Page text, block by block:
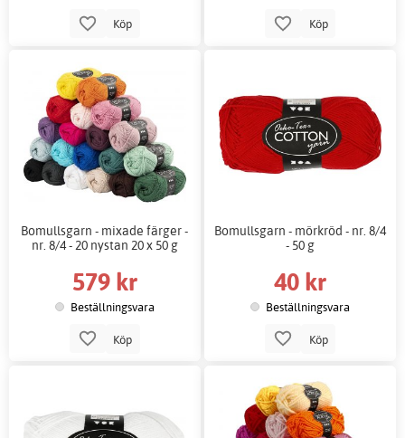
Köp Köp
Bomullsgarn - mixade färger -
nr. 8/4 - 20 nystan 20 x 50 g
579 kr
Beställningsvara
Köp
Bomullsgarn - mörkröd - nr. 8/4
- 50 g
40 kr
Beställningsvara
Köp